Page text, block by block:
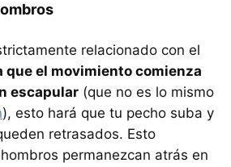
relacionado con el
que el movimiento comienza
escapular (que no es lo mismo
), esto hará que tu pecho suba y
retrasados. Esto
permanezcan atrás en